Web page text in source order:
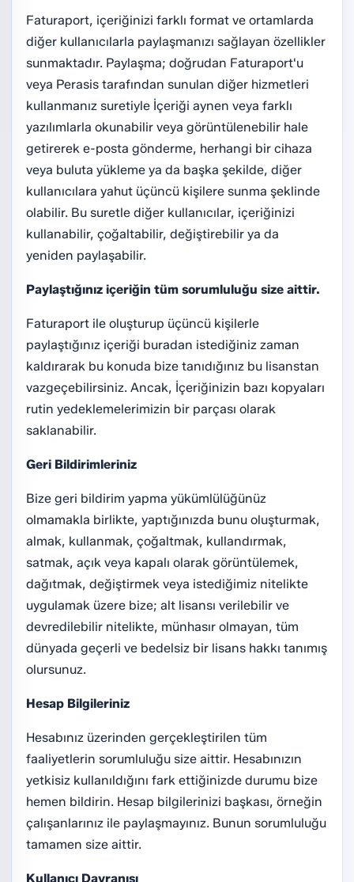
Faturaport, içeriğinizi farklı format ve ortamlarda
diğer kullanıcılarla paylaşmanızı sağlayan özellikler
sunmaktadır. Paylaşma; doğrudan Faturaport'u
veya Perasis tarafından sunulan diğer hizmetleri
kullanmanız suretiyle İçeriği aynen veya farklı
yazılımlarla okunabilir veya görüntülenebilir hale
getirerek e-posta gönderme, herhangi bir cihaza
veya buluta yükleme ya da başka şekilde, diğer
kullanıcılara yahut üçüncü kişilere sunma şeklinde
olabilir. Bu suretle diğer kullanıcılar, içeriğinizi
kullanabilir, çoğaltabilir, değiştirebilir ya da
yeniden paylaşabilir.
Paylaştığınız içeriğin tüm sorumluluğu size aittir.
Faturaport ile oluşturup üçüncü kişilerle
paylaştığınız içeriği buradan istediğiniz zaman
kaldırarak bu konuda bize tanıdığınız bu lisanstan
vazgeçebilirsiniz. Ancak, İçeriğinizin bazı kopyaları
rutin yedeklemelerimizin bir parçası olarak
saklanabilir.
Geri Bildirimleriniz
Bize geri bildirim yapma yükümlülüğünüz
olmamakla birlikte, yaptığınızda bunu oluşturmak,
almak, kullanmak, çoğaltmak, kullandırmak,
satmak, açık veya kapalı olarak görüntülemek,
dağıtmak, değiştirmek veya istediğimiz nitelikte
uygulamak üzere bize; alt lisansı verilebilir ve
devredilebilir nitelikte, münhasır olmayan, tüm
dünyada geçerli ve bedelsiz bir lisans hakkı tanımış
olursunuz.
Hesap Bilgileriniz
Hesabınız üzerinden gerçekleştirilen tüm
faaliyetlerin sorumluluğu size aittir. Hesabınızın
yetkisiz kullanıldığını fark ettiğinizde durumu bize
hemen bildirin. Hesap bilgilerinizi başkası, örneğin
çalışanlarınız ile paylaşmayınız. Bunun sorumluluğu
tamamen size aittir.
Kullanıcı Davranışı